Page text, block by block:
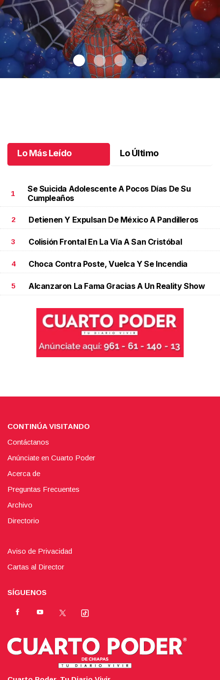
Lo Más Leído Lo Último
1
Se Suicida Adolescente A Pocos Días De Su
Cumpleaños
2 Detienen Y Expulsan De México A Pandilleros
3 Colisión Frontal En La Vía A San Cristóbal
4 Choca Contra Poste, Vuelca Y Se Incendia
5 Alcanzaron La Fama Gracias A Un Reality Show
CONTINÚA VISITANDO
Contáctanos
Anúnciate en Cuarto Poder
Acerca de
Preguntas Frecuentes
Archivo
Directorio
Aviso de Privacidad
Cartas al Director
SÍGUENOS